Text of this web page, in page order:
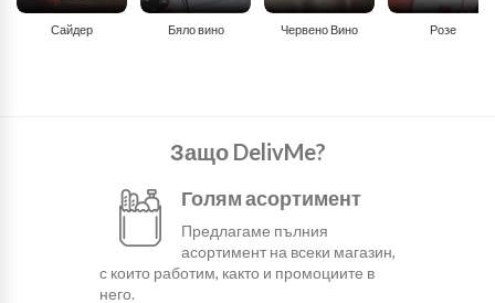
Сайдер Бяло вино Червено Вино Розе
Защо DelivMe?
Голям асортимент
Предлагаме пълния
асортимент на всеки магазин,
с които работим, както и промоциите в
него.